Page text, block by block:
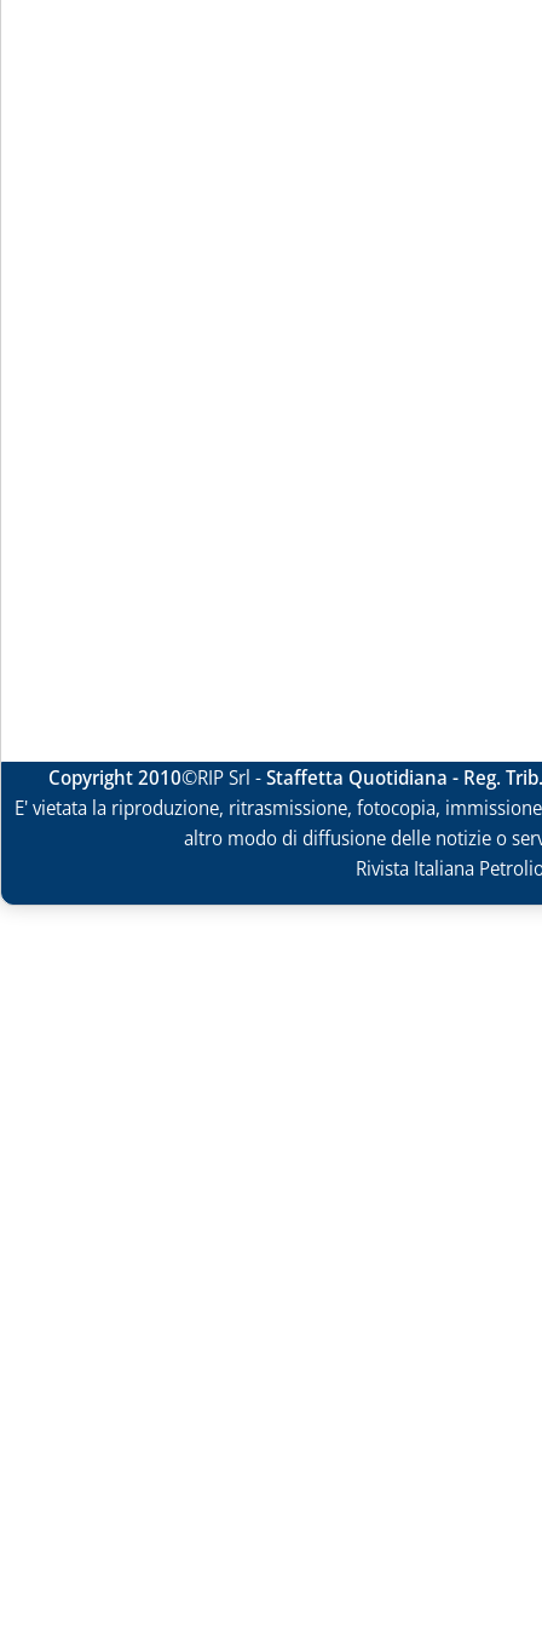
Copyright 2010©RIP Srl -Staffetta Quotidiana - Reg.
E' vietata la riproduzione, ritrasmissione, fotocopia,
altro modo di diffusione delle notizie o
Rivista Italiana